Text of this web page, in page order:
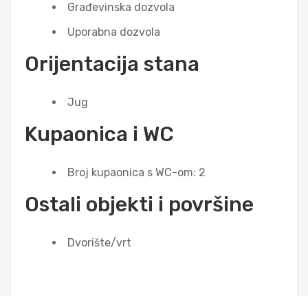
Građevinska dozvola
Uporabna dozvola
Orijentacija stana
Jug
Kupaonica i WC
Broj kupaonica s WC-om: 2
Ostali objekti i površine
Dvorište/vrt